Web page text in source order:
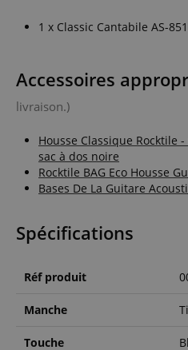
1 x Classic Cantabile AS-
Accessoires
livraison.)
Housse Classique Rocktile
sac à dos noire
Rocktile BAG Eco Housse
Bases De La Guitare
Spécifications
Réf produit
Manche
Touche